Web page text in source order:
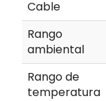
Cable
Rango
ambiental
Rango de
temperatura